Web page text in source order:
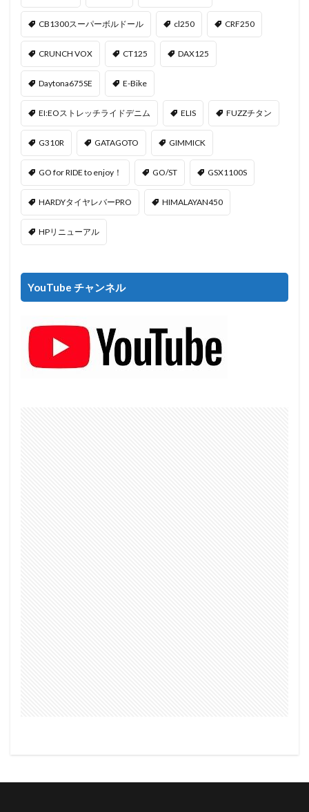
CB1300スーパーボルドール cl250 CRF250
CRUNCH VOX CT125 DAX125
Daytona675SE E-Bike
EI:EOストレッチライドデニム ELIS FUZZチタン
G310R GATAGOTO GIMMICK
GO for RIDE to enjoy！ GO/ST GSX1100S
HARDYタイヤレバーPRO HIMALAYAN450
HPリニューアル
YouTube チャンネル